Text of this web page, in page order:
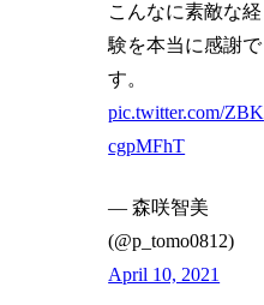
こんなに素敵な経
験を本当に感謝で
す。
pic.twitter.com/ZBK
cgpMFhT
— 森咲智美
(@p_tomo0812)
April 10, 2021